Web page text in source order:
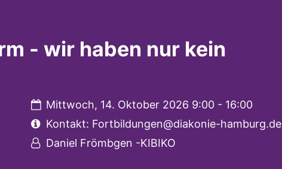
- wir haben nur kein
Datum:
Mittwoch, 14. Oktober 2026 9:00 - 16:00
Art bzw. Nummer:
Kontakt: Fortbildungen@diakonie-hamburg.de
Von:Daniel Frömbgen -KIBIKO